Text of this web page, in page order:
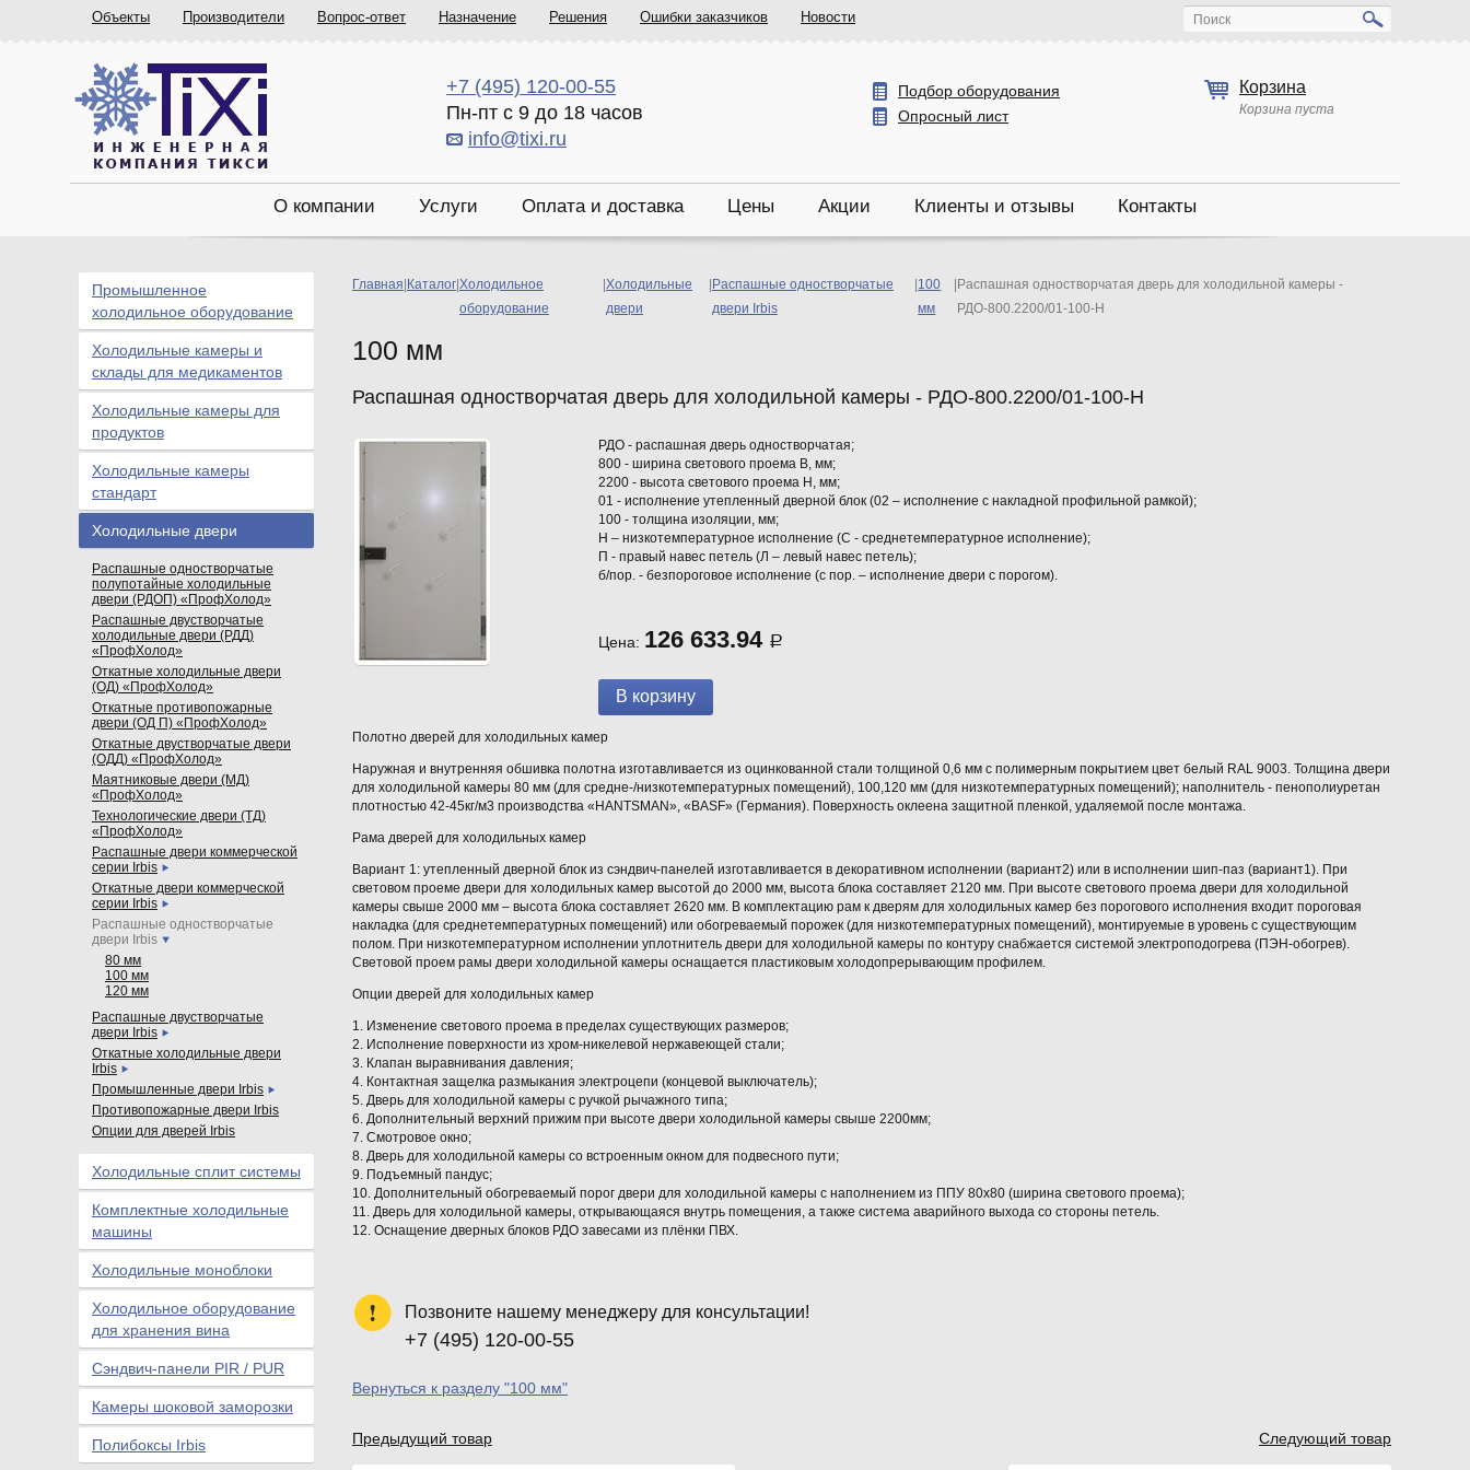
Объекты Производители Вопрос-ответ Назначение Решения Ошибки заказчиков Новости Поиск
+7 (495) 120-00-55
Пн-пт с 9 до 18 часов
info@tixi.ru
Подбор оборудования
Опросный лист
Корзина
Корзина пуста
О компании Услуги Оплата и доставка Цены Акции Клиенты и отзывы Контакты
Главная Каталог Холодильное
оборудование
|Холодильные
двери
Распашные одностворчатые
двери Irbis
100
мм
Распашная одностворчатая дверь для холодильной камеры -
РДО-800.2200/01-100-Н
100 мм
Распашная одностворчатая дверь для холодильной камеры - РДО-800.2200/01-100-Н
РДО - распашная дверь одностворчатая;
800 - ширина светового проема В, мм;
2200 - высота светового проема Н, мм;
01 - исполнение утепленный дверной блок (02 – исполнение с накладной профильной рамкой);
100 - толщина изоляции, мм;
Н – низкотемпературное исполнение (С - среднетемпературное исполнение);
П - правый навес петель (Л – левый навес петель);
б/пор. - безпороговое исполнение (с пор. – исполнение двери с порогом).
Цена: 126 633.94 Р
Полотно дверей для холодильных камер
Наружная и внутренняя обшивка полотна изготавливается из оцинкованной стали толщиной 0,6 мм с полимерным покрытием цвет белый RAL 9003. Толщина двери
для холодильной камеры 80 мм (для средне-/низкотемпературных помещений), 100,120 мм (для низкотемпературных помещений); наполнитель - пенополиуретан
плотностью 42-45кг/м3 производства «HANTSMAN», «BASF» (Германия). Поверхность оклеена защитной пленкой, удаляемой после монтажа.
Рама дверей для холодильных камер
Вариант 1: утепленный дверной блок из сэндвич-панелей изготавливается в декоративном исполнении (вариант2) или в исполнении шип-паз (вариант1). При
световом проеме двери для холодильных камер высотой до 2000 мм, высота блока составляет 2120 мм. При высоте светового проема двери для холодильной
камеры свыше 2000 мм – высота блока составляет 2620 мм. В комплектацию рам к дверям для холодильных камер без порогового исполнения входит пороговая
накладка (для среднетемпературных помещений) или обогреваемый порожек (для низкотемпературных помещений), монтируемые в уровень с существующим
полом. При низкотемпературном исполнении уплотнитель двери для холодильной камеры по контуру снабжается системой электроподогрева (ПЭН-обогрев).
Световой проем рамы двери холодильной камеры оснащается пластиковым холодопрерывающим профилем.
Опции дверей для холодильных камер
1. Изменение светового проема в пределах существующих размеров;
2. Исполнение поверхности из хром-никелевой нержавеющей стали;
3. Клапан выравнивания давления;
4. Контактная защелка размыкания электроцепи (концевой выключатель);
5. Дверь для холодильной камеры с ручкой рычажного типа;
6. Дополнительный верхний прижим при высоте двери холодильной камеры свыше 2200мм;
7. Смотровое окно;
8. Дверь для холодильной камеры со встроенным окном для подвесного пути;
9. Подъемный пандус;
10. Дополнительный обогреваемый порог двери для холодильной камеры с наполнением из ППУ 80х80 (ширина светового проема);
11. Дверь для холодильной камеры, открывающаяся внутрь помещения, а также система аварийного выхода со стороны петель.
12. Оснащение дверных блоков РДО завесами из плёнки ПВХ.
Позвоните нашему менеджеру для консультации!
+7 (495) 120-00-55
Вернуться к разделу "100 мм"
Предыдущий товар Следующий товар
Промышленное
холодильное оборудование
Холодильные камеры и
склады для медикаментов
Холодильные камеры для
продуктов
Холодильные камеры
стандарт
Холодильные двери
Распашные одностворчатые
полупотайные холодильные
двери (РДОП) «ПрофХолод»
Распашные двустворчатые
холодильные двери (РДД)
«ПрофХолод»
Откатные холодильные двери
(ОД) «ПрофХолод»
Откатные противопожарные
двери (ОД П) «ПрофХолод»
Откатные двустворчатые двери
(ОДД) «ПрофХолод»
Маятниковые двери (МД)
«ПрофХолод»
Технологические двери (ТД)
«ПрофХолод»
Распашные двери коммерческой
серии Irbis
Откатные двери коммерческой
серии Irbis
Распашные одностворчатые
двери Irbis
80 мм
100 мм
120 мм
Распашные двустворчатые
двери Irbis
Откатные холодильные двери
Irbis
Промышленные двери Irbis
Противопожарные двери Irbis
Опции для дверей Irbis
Холодильные сплит системы
Комплектные холодильные
машины
Холодильные моноблоки
Холодильное оборудование
для хранения вина
Сэндвич-панели PIR / PUR
Камеры шоковой заморозки
Полибоксы Irbis